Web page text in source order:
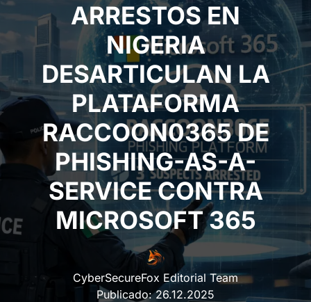
ARRESTOS EN
NIGERIA
DESARTICULAN LA
PLATAFORMA
RACCOON0365 DE
PHISHING-AS-A-
SERVICE CONTRA
MICROSOFT 365
CyberSecureFox Editorial Team
Publicado:26.12.2025